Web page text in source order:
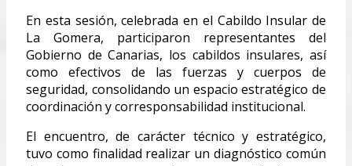
En esta sesión, celebrada en el Cabildo Insular de
La Gomera, participaron representantes del
Gobierno de Canarias, los cabildos insulares, así
como efectivos de las fuerzas y cuerpos de
seguridad, consolidando un espacio estratégico de
coordinación y corresponsabilidad institucional.
El encuentro, de carácter técnico y estratégico,
tuvo como finalidad realizar un diagnóstico común